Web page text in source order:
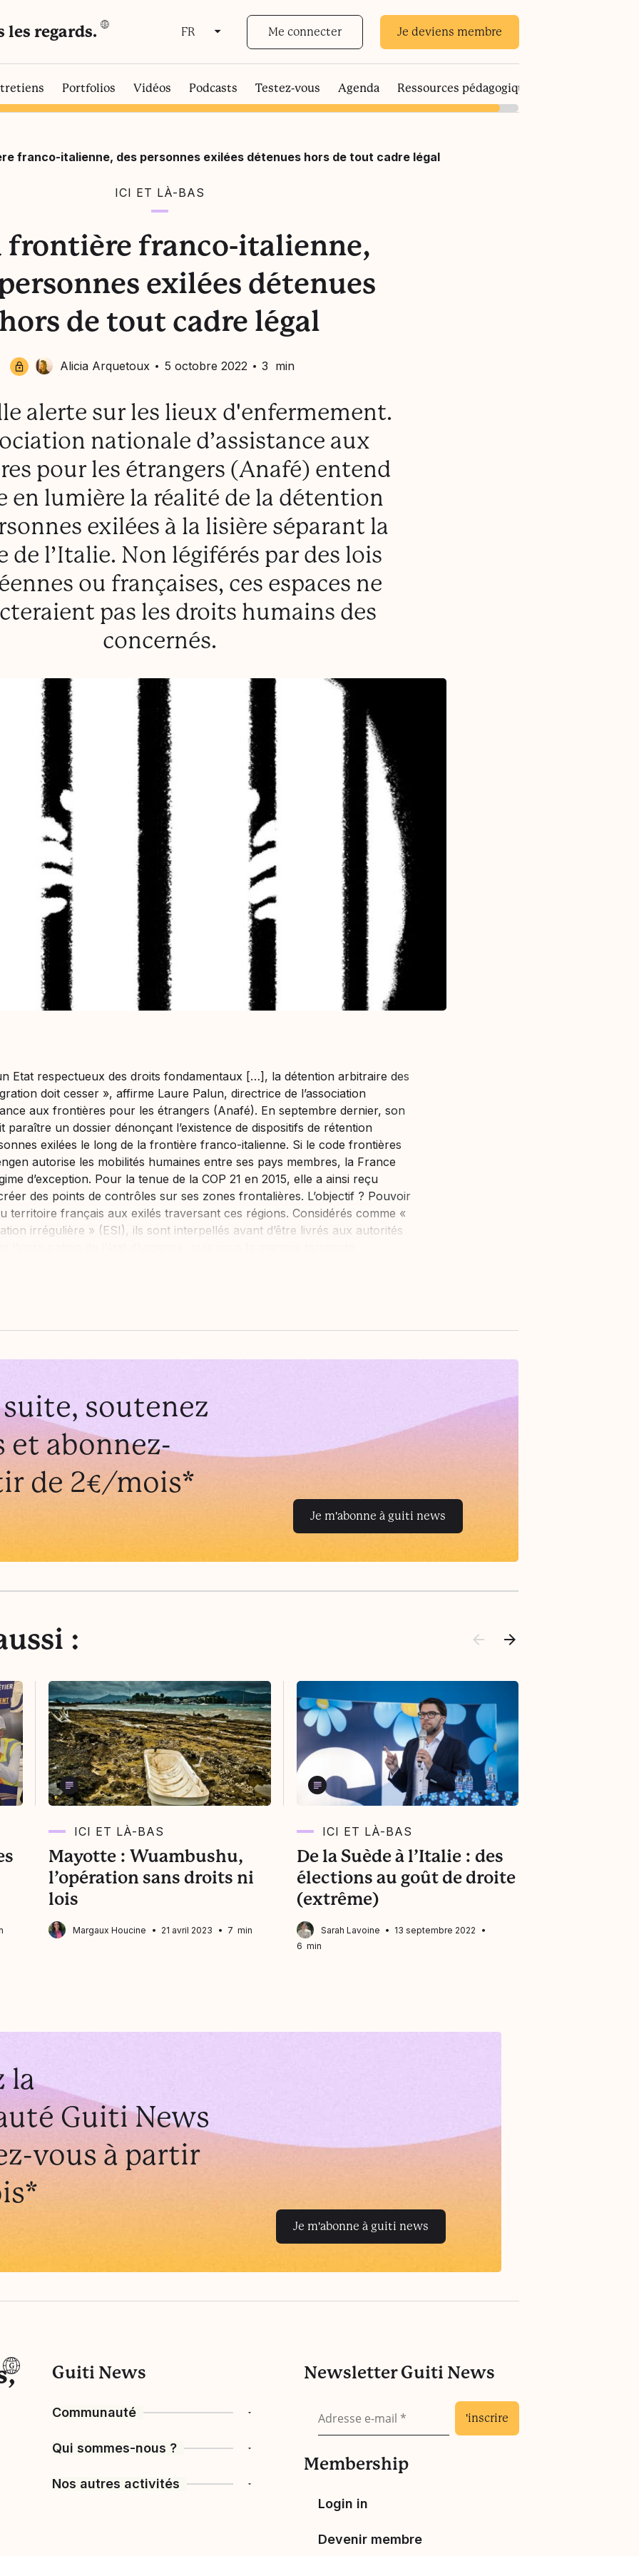
les regards.
FR
EN
Me connecter Je deviens membre
Portfolios Vidéos Podcasts Testez-vous Agenda Ressources pédagogiques
franco-italienne, des personnes exilées détenues hors de tout cadre légal
ICI ET LÀ-BAS
frontière franco-italienne,
exilées détenues
hors de tout cadre légal
Alicia Arquetoux 5 octobre 2022 3 min
alerte sur les lieux d'enfermement.
nationale d’assistance aux
pour les étrangers (Anafé) entend
en lumière la réalité de la détention
exilées à la lisière séparant la
de l’Italie. Non légiférés par des lois
ou françaises, ces espaces ne
pas les droits humains des
concernés.
Etat respectueux des droits fondamentaux […], la détention arbitraire des
doit cesser », affirme Laure Palun, directrice de l’association
aux frontières pour les étrangers (Anafé). En septembre dernier, son
paraître un dossier dénonçant l’existence de dispositifs de rétention
exilées le long de la frontière franco-italienne. Si le code frontières
autorise les mobilités humaines entre ses pays membres, la France
d’exception. Pour la tenue de la COP 21 en 2015, elle a ainsi reçu
des points de contrôles sur ses zones frontalières. L’objectif ? Pouvoir
territoire français aux exilés traversant ces régions. Considérés comme «
irrégulière » (ESI), ils sont interpellés avant d’être livrés aux autorités
soutenez
et abonnez-
de 2€/mois*
Je m'abonne à guiti news
:
ICI ET LÀ-BAS
Mayotte : Wuambushu,
l’opération sans droits ni
lois
Margaux Houcine 21 avril 2023 7 min
ICI ET LÀ-BAS
De la Suède à l’Italie : des
élections au goût de droite
(extrême)
Sarah Lavoine
13 septembre 2022
6 min
la
Guiti News
vous à partir
Je m'abonne à guiti news
Guiti News
Communauté
Manifeste
Fake news
Qui sommes-nous ?
L’histoire de Guiti
Nos autres activités
Newsletter Guiti News
Membership
Login in
Devenir membre